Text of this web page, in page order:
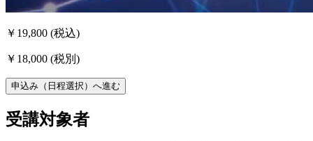
￥19,800 (税込)
￥18,000 (税別)
申込み（日程選択）へ進む
受講対象者